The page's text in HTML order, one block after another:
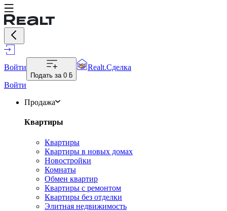
Войти
Подать за 0 ƃ
Realt.Сделка
Войти
Продажа
Квартиры
Квартиры
Квартиры в новых домах
Новостройки
Комнаты
Обмен квартир
Квартиры с ремонтом
Квартиры без отделки
Элитная недвижимость